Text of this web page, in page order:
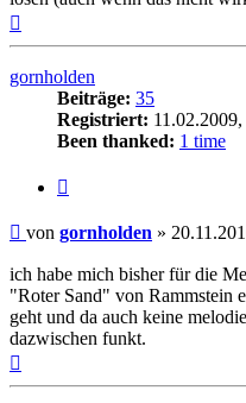
gornholden
Beiträge: 35
Registriert:
Been thanked: 1 time
Beitrag
von gornholden »
ich habe mich bisher für die
"Roter Sand" von Rammstein
geht und da auch keine
dazwischen funkt.
oben